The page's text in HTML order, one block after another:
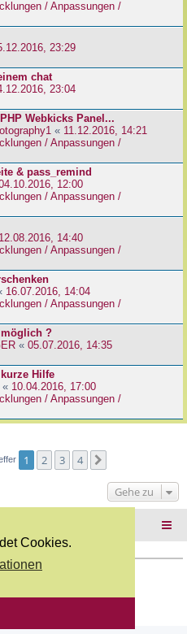
Cookies.
/ Anpassungen /
23:29
chat
23:04
Webkicks Panel...
« 11.12.2016, 14:21
/ Anpassungen /
& pass_remind
12:00
/ Anpassungen /
12.08.2016, 14:40
/ Anpassungen /
16.07.2016, 14:04
/ Anpassungen /
möglich ?
« 05.07.2016, 14:35
Hilfe
« 10.04.2016, 17:00
/ Anpassungen /
1 2 3 4
Gehe zu
durchphpBB.de